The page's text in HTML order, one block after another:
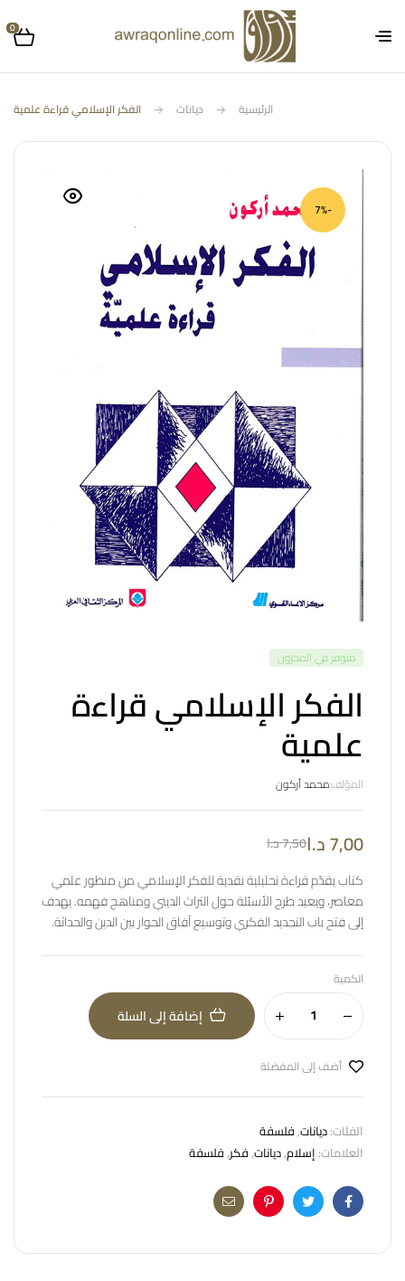
0
الرئيسية ديانات الفكر الإسلامي قراءة علمية
-7%
متوفر في المخزون
الفكر الإسلامي قراءة
علمية
المؤلف:محمد أركون
7,50د.ا 7,00د.ا
كتاب يقدّم قراءة تحليلية نقدية للفكر الإسلامي من منظور علمي
معاصر، ويعيد طرح الأسئلة حول التراث الديني ومناهج فهمه. يهدف
إلى فتح باب التجديد الفكري وتوسيع آفاق الحوار بين الدين والحداثة.
الكمية
إضافة إلى السلة
أضف إلى المفضلة
الفئات:ديانات,فلسفة
العلامات: إسلام,ديانات,فكر,فلسفة
Facebook
Twitter
Pinterest
Email